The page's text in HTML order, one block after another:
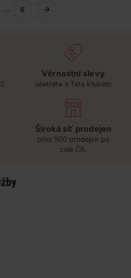
... 6
Věrnostní slevy
ušetřete s Teta klubem
Široká síť prodejen
přes 500 prodejen po
celé ČR.